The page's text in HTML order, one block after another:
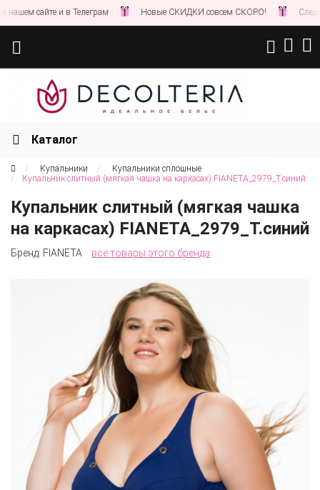
сайте и в Телеграм Новые СКИДКИ совсем СКОРО! Следите
Каталог
Купальники
Купальники сплошные
Купальник слитный (мягкая чашка на каркасах) FIANETA_2979_Т.синий
Купальник слитный (мягкая чашка
на каркасах) FIANETA_2979_Т.синий
Бренд: FIANETA все товары этого бренда